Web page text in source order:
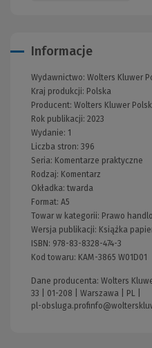
Informacje
Wydawnictwo: Wolters Kluwer
Kraj produkcji: Polska
Producent: Wolters Kluwer
Rok publikacji: 2023
Wydanie: 1
Liczba stron: 396
Seria: Komentarze praktyczne
Rodzaj: Komentarz
Okładka:twarda
Format: A5
Towar w kategorii: Prawo
Wersja publikacji: Książka
ISBN: 978-83-8328-474-3
Kod towaru: KAM-3865 W01D01
Dane producenta: Wolters
33 | 01-208 | Warszawa | PL |
pl-